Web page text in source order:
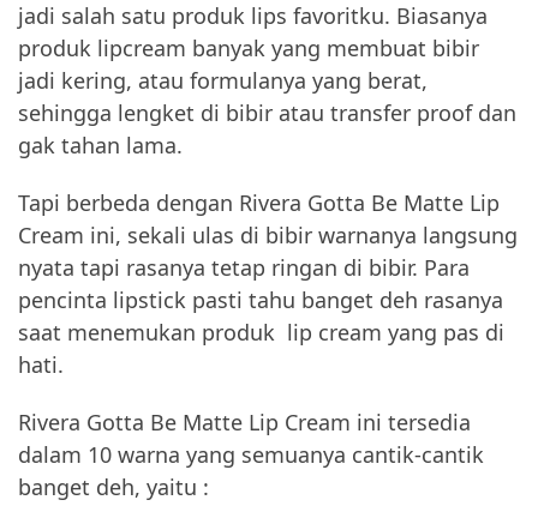
jadi salah satu produk lips favoritku. Biasanya
produk lipcream banyak yang membuat bibir
jadi kering, atau formulanya yang berat,
sehingga lengket di bibir atau transfer proof dan
gak tahan lama.
Tapi berbeda dengan Rivera Gotta Be Matte Lip
Cream ini, sekali ulas di bibir warnanya langsung
nyata tapi rasanya tetap ringan di bibir. Para
pencinta lipstick pasti tahu banget deh rasanya
saat menemukan produk lip cream yang pas di
hati.
Rivera Gotta Be Matte Lip Cream ini tersedia
dalam 10 warna yang semuanya cantik-cantik
banget deh, yaitu :